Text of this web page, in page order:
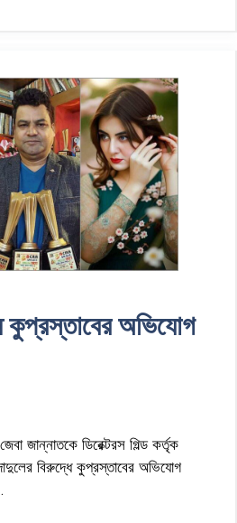
কুপ্রস্তাবের অভিযোগ
জান্নাতকে ডিরেক্টরস গিল্ড কর্তৃক
বিরুদ্ধে কুপ্রস্তাবের অভিযোগ